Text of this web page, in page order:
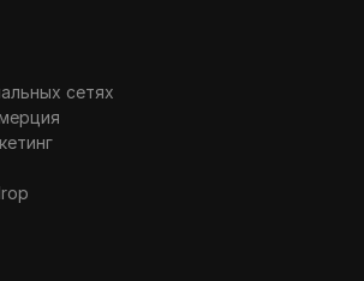
сетях